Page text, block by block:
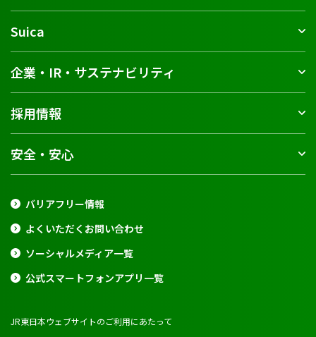
Suica
企業・IR・サステナビリティ
採用情報
安全・安心
バリアフリー情報
よくいただくお問い合わせ
ソーシャルメディア一覧
公式スマートフォンアプリ一覧
JR東日本ウェブサイトのご利用にあたって